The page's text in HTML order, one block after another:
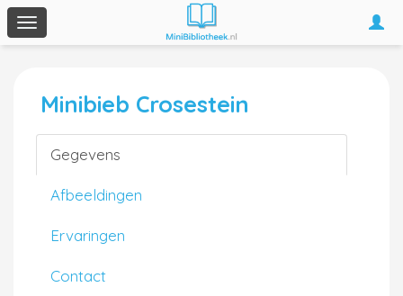
Toggle
navigation
Minibieb Crosestein
Gegevens
Afbeeldingen
Ervaringen
Contact